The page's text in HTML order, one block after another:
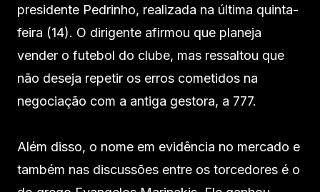
presidente Pedrinho, realizada na última quinta-
feira (14). O dirigente afirmou que planeja
vender o futebol do clube, mas ressaltou que
não deseja repetir os erros cometidos na
negociação com a antiga gestora, a 777.
Além disso, o nome em evidência no mercado e
também nas discussões entre os torcedores é o